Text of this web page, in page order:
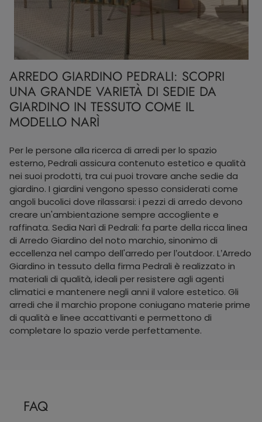
ARREDO GIARDINO PEDRALI: SCOPRI
UNA GRANDE VARIETÀ DI SEDIE DA
GIARDINO IN TESSUTO COME IL
MODELLO NARÌ
Per le persone alla ricerca di arredi per lo spazio
esterno, Pedrali assicura contenuto estetico e qualità
nei suoi prodotti, tra cui puoi trovare anche sedie da
giardino. I giardini vengono spesso considerati come
angoli bucolici dove rilassarsi: i pezzi di arredo devono
creare un'ambientazione sempre accogliente e
raffinata. Sedia Narì di Pedrali: fa parte della ricca linea
di Arredo Giardino del noto marchio, sinonimo di
eccellenza nel campo dell'arredo per l’outdoor. L’Arredo
Giardino in tessuto della firma Pedrali è realizzato in
materiali di qualità, ideali per resistere agli agenti
climatici e mantenere negli anni il valore estetico. Gli
arredi che il marchio propone coniugano materie prime
di qualità e linee accattivanti e permettono di
completare lo spazio verde perfettamente.
FAQ